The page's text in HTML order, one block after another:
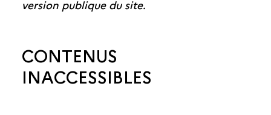
version publique du site.
CONTENUS
INACCESSIBLES